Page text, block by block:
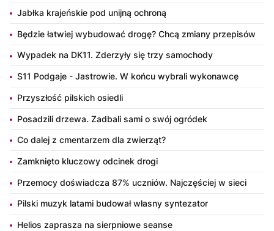
Jabłka krajeńskie pod unijną ochroną
Będzie łatwiej wybudować drogę? Chcą zmiany przepisów
Wypadek na DK11. Zderzyły się trzy samochody
S11 Podgaje - Jastrowie. W końcu wybrali wykonawcę
Przyszłość pilskich osiedli
Posadzili drzewa. Zadbali sami o swój ogródek
Co dalej z cmentarzem dla zwierząt?
Zamknięto kluczowy odcinek drogi
Przemocy doświadcza 87% uczniów. Najczęściej w sieci
Pilski muzyk latami budował własny syntezator
Helios zaprasza na sierpniowe seanse